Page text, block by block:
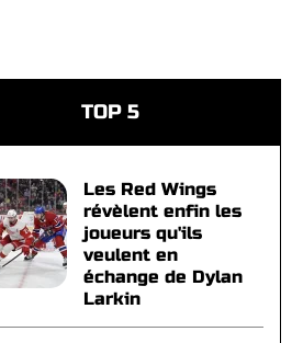
TOP 5
Les Red Wings
révèlent enfin les
joueurs qu'ils
veulent en
échange de Dylan
Larkin